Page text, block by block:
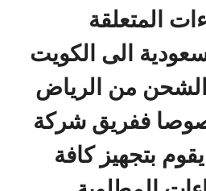
المتعلقة
الى الكويت
من الرياض
ففريق شركة
بتجهيز كافة